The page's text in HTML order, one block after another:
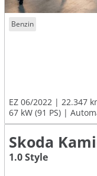
Benzin
EZ 06/2022
22.347
67 kW (91 PS)
Skoda
1.0 Style